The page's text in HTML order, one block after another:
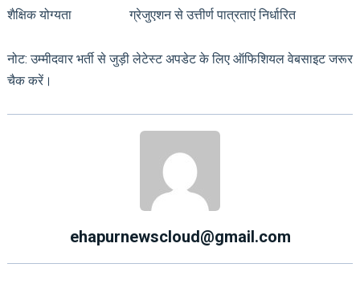
शैक्षिक योग्यता ग्रेजुएशन से उत्तीर्ण पात्रताएं निर्धारित
नोट: उम्मीदवार भर्ती से जुड़ी लेटेस्ट अपडेट के लिए ऑफिशियल वेबसाइट जरूर
चैक करें।
ehapurnewscloud@gmail.com